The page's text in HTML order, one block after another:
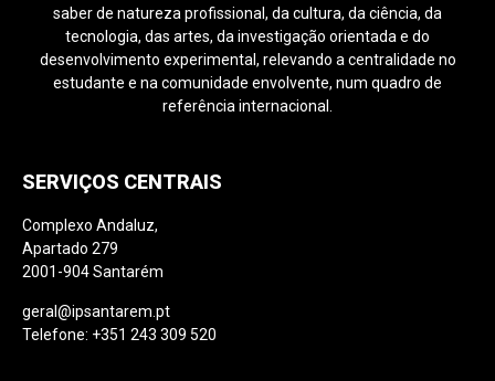
saber de natureza profissional, da cultura, da ciência, da
tecnologia, das artes, da investigação orientada e do
desenvolvimento experimental, relevando a centralidade no
estudante e na comunidade envolvente, num quadro de
referência internacional.
SERVIÇOS CENTRAIS
Complexo Andaluz,
Apartado 279
2001-904 Santarém
geral@ipsantarem.pt
Telefone: +351 243 309 520